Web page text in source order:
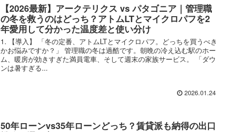
【2026最新】アークテリクス vs パタゴニア｜管理職
の冬を救うのはどっち？アトムLTとマイクロパフを2
年愛用して分かった温度差と使い分け
1. 【導入】 「冬の定番、アトムLTとマイクロパフ。どっちを買うべき
かお悩みですか？」 管理職の冬は過酷です。朝晩の冷え込む駅のホー
ム、暖房が効きすぎた満員電車、そして週末の家族サービス。 「ダウ
ンは暑すぎる...
2026.01.24
50年ローンvs35年ローンどっち？賃貸派も納得の出口